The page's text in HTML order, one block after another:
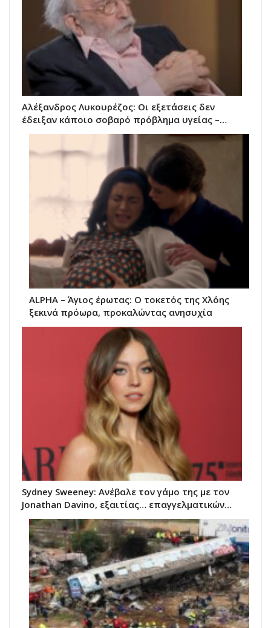
Αλέξανδρος Λυκουρέζος: Οι εξετάσεις δεν
έδειξαν κάποιο σοβαρό πρόβλημα υγείας –…
ALPHA – Άγιος έρωτας: Ο τοκετός της Χλόης
ξεκινά πρόωρα, προκαλώντας ανησυχία
Sydney Sweeney: Ανέβαλε τον γάμο της με τον
Jonathan Davino, εξαιτίας… επαγγελματικών…